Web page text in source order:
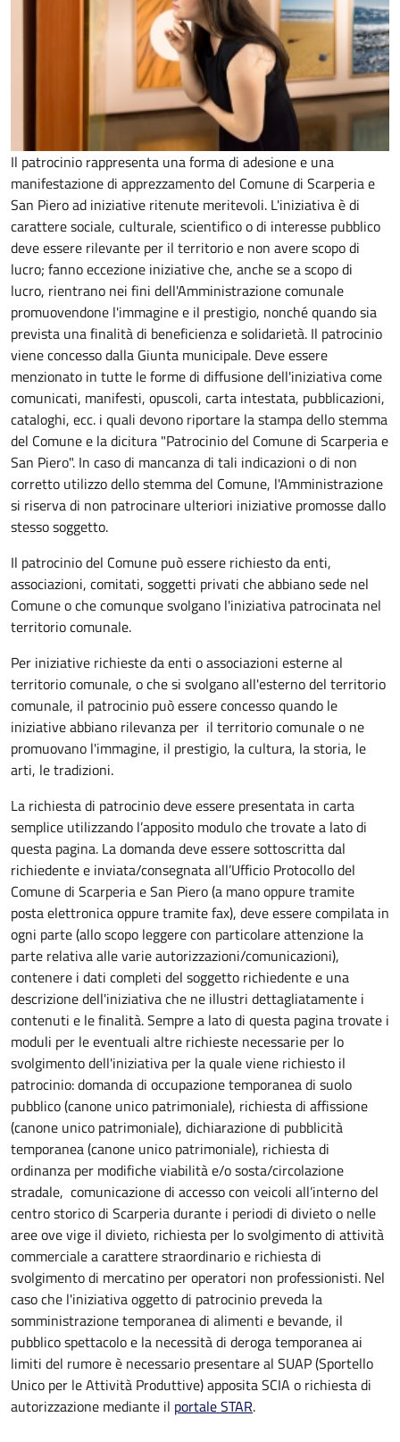
Il patrocinio rappresenta una forma di adesione e una
manifestazione di apprezzamento del Comune di Scarperia e
San Piero ad iniziative ritenute meritevoli. L'iniziativa è di
carattere sociale, culturale, scientifico o di interesse pubblico
deve essere rilevante per il territorio e non avere scopo di
lucro; fanno eccezione iniziative che, anche se a scopo di
lucro, rientrano nei fini dell'Amministrazione comunale
promuovendone l'immagine e il prestigio, nonché quando sia
prevista una finalità di beneficienza e solidarietà. Il patrocinio
viene concesso dalla Giunta municipale. Deve essere
menzionato in tutte le forme di diffusione dell'iniziativa come
comunicati, manifesti, opuscoli, carta intestata, pubblicazioni,
cataloghi, ecc. i quali devono riportare la stampa dello stemma
del Comune e la dicitura "Patrocinio del Comune di Scarperia e
San Piero". In caso di mancanza di tali indicazioni o di non
corretto utilizzo dello stemma del Comune, l'Amministrazione
si riserva di non patrocinare ulteriori iniziative promosse dallo
stesso soggetto.
Il patrocinio del Comune può essere richiesto da enti,
associazioni, comitati, soggetti privati che abbiano sede nel
Comune o che comunque svolgano l'iniziativa patrocinata nel
territorio comunale.
Per iniziative richieste da enti o associazioni esterne al
territorio comunale, o che si svolgano all'esterno del territorio
comunale, il patrocinio può essere concesso quando le
iniziative abbiano rilevanza per il territorio comunale o ne
promuovano l'immagine, il prestigio, la cultura, la storia, le
arti, le tradizioni.
La richiesta di patrocinio deve essere presentata in carta
semplice utilizzando l’apposito modulo che trovate a lato di
questa pagina. La domanda deve essere sottoscritta dal
richiedente e inviata/consegnata all’Ufficio Protocollo del
Comune di Scarperia e San Piero (a mano oppure tramite
posta elettronica oppure tramite fax), deve essere compilata in
ogni parte (allo scopo leggere con particolare attenzione la
parte relativa alle varie autorizzazioni/comunicazioni),
contenere i dati completi del soggetto richiedente e una
descrizione dell'iniziativa che ne illustri dettagliatamente i
contenuti e le finalità. Sempre a lato di questa pagina trovate i
moduli per le eventuali altre richieste necessarie per lo
svolgimento dell'iniziativa per la quale viene richiesto il
patrocinio: domanda di occupazione temporanea di suolo
pubblico (canone unico patrimoniale), richiesta di affissione
(canone unico patrimoniale), dichiarazione di pubblicità
temporanea (canone unico patrimoniale), richiesta di
ordinanza per modifiche viabilità e/o sosta/circolazione
stradale, comunicazione di accesso con veicoli all’interno del
centro storico di Scarperia durante i periodi di divieto o nelle
aree ove vige il divieto, richiesta per lo svolgimento di attività
commerciale a carattere straordinario e richiesta di
svolgimento di mercatino per operatori non professionisti. Nel
caso che l'iniziativa oggetto di patrocinio preveda la
somministrazione temporanea di alimenti e bevande, il
pubblico spettacolo e la necessità di deroga temporanea ai
limiti del rumore è necessario presentare al SUAP (Sportello
Unico per le Attività Produttive) apposita SCIA o richiesta di
autorizzazione mediante il portale STAR.